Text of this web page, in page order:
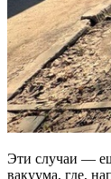
Эти случаи —
вакуума, где,